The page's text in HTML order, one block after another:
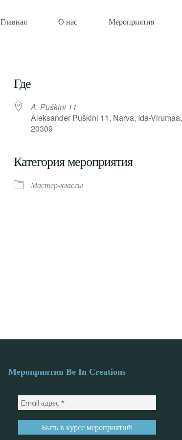
Главная О нас Мероприятия
Где
A. Puškini 11
Aleksander Puškini 11, Narva, Ida-Virumaa,
20309
Категория мероприятия
Мастер-классы
Мероприятия Be In Creations